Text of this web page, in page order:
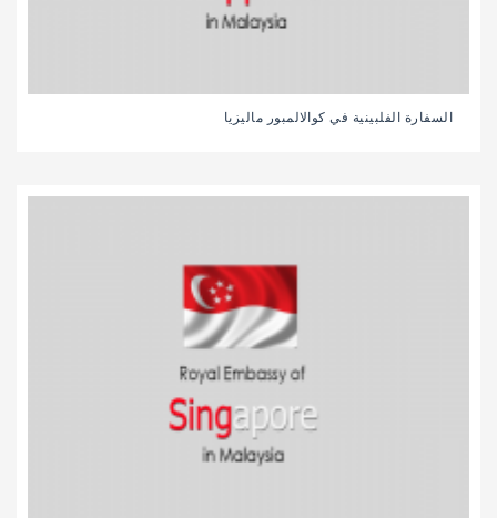
السفارة الفلبينية في كوالالمبور ماليزيا